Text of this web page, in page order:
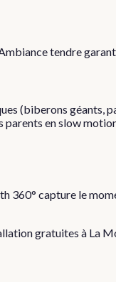
tendre
(biberons géants,
en slow
360° capture le
gratuites à La